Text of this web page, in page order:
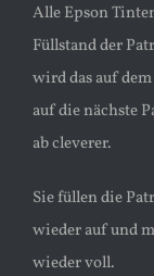
Alle Epson
Füllstand der
wird das auf
auf die nächste
ab cleverer.
Sie füllen die
wieder auf und
wieder voll.